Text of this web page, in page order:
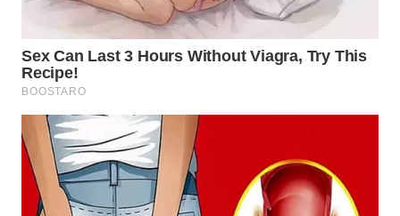
WN
WN
NIAS
WN
LANGKAT